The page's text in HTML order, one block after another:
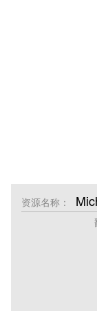
资源名称：